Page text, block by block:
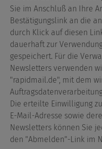
Sie im Anschluß an Ihre
Bestätigungslink an die
durch Klick auf diesen
dauerhaft zur
gespeichert. Für die
Newsletters verwenden
"rapidmail.de", mit dem
Die erteilte Einwilligung
E-Mail-Adresse sowie
Newsletters können Sie
den "Abmelden"-Link im